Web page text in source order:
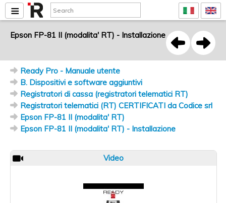
Epson FP-81 II (modalita' RT) - Installazione
Ready Pro - Manuale utente
B. Dispositivi e software aggiuntivi
Registratori di cassa (registratori telematici RT)
Registratori telematici (RT) CERTIFICATI da Codice srl
Epson FP-81 II (modalita' RT)
Epson FP-81 II (modalita' RT) - Installazione
Video